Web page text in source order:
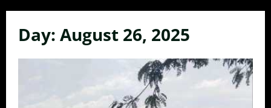
Day: August 26, 2025